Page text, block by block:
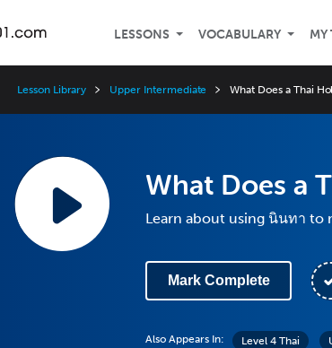
LESSONS VOCABULARY MY
Lesson Library Upper Intermediate What Does a Thai
What Does a
Learn about using นินทา to
Mark Complete
Also Appears In: Level 4 Thai